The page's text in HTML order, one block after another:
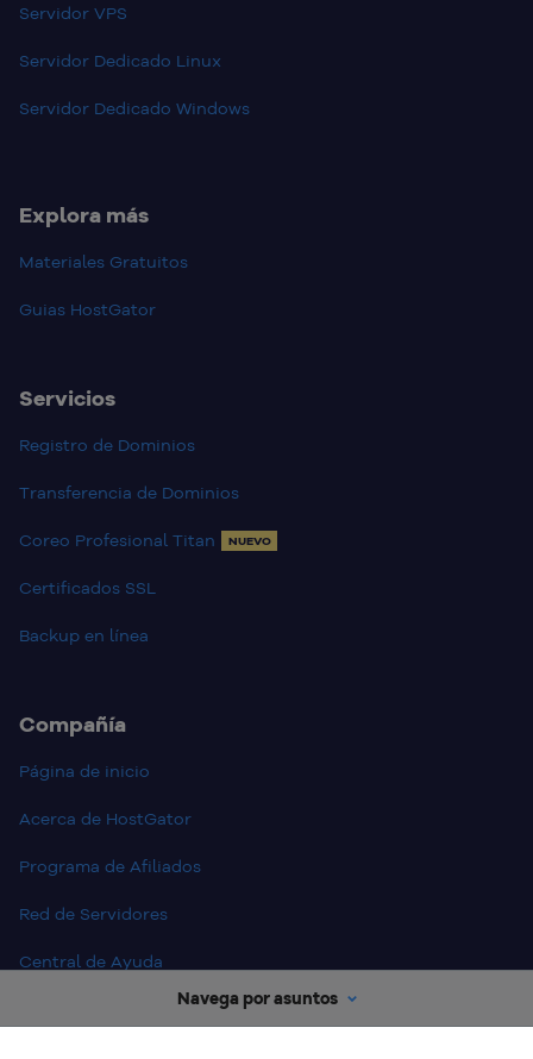
Navega por asuntos
Servidor VPS
Servidor Dedicado Linux
Servidor Dedicado Windows
Explora más
Materiales Gratuitos
Guias HostGator
Servicios
Registro de Dominios
Transferencia de Dominios
Coreo Profesional Titan NUEVO
Certificados SSL
Backup en línea
Compañía
Página de inicio
Acerca de HostGator
Programa de Afiliados
Red de Servidores
Central de Ayuda